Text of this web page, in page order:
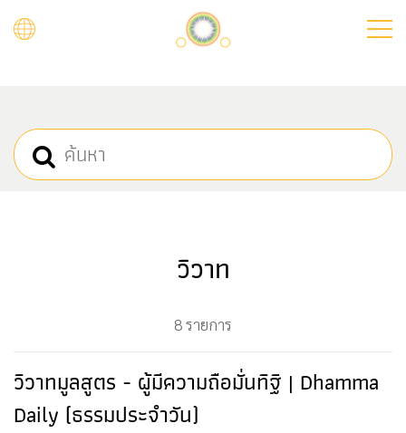
วิวาท
8 รายการ
วิวาทมูลสูตร - ผู้มีความถือมั่นทิฐิ | Dhamma
Daily (ธรรมประจำวัน)